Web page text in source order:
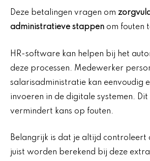
Deze betalingen vragen om
administratieve stappen om fouten
HR-software kan helpen bij het
deze processen. Medewerker
salarisadministratie kan eenvoudig
invoeren in de digitale systemen.
vermindert kans op fouten.
Belangrijk is dat je altijd controleert
juist worden berekend bij deze